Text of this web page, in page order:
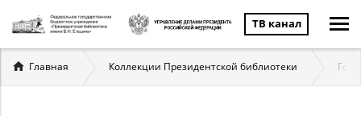
ТВ канал
Вы
здесь
Главная Коллекции Президентской библиотеки